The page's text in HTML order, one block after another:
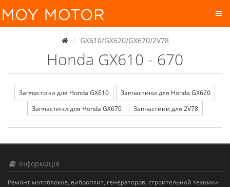
GX610/GX620/GX670/2V78
Honda GX610 - 670
Запчастини для Honda GX610
Запчастини для Honda GX620
Запчастини для Honda GX670
Запчастини для 2V78
Інформація
Ремонт мотоблоков, виброплит, генераторов, строительной техники